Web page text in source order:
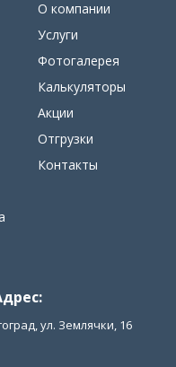
О компании
Услуги
Фотогалерея
Калькуляторы
Акции
Отгрузки
Контакты
ул. Землячки, 16